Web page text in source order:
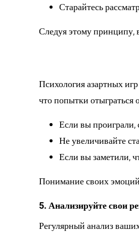
Старайтесь
Следуя этому принципу,
Психология азартных
что попытки
Если вы проиграли,
Не увеличивайте
Если вы заметили,
Понимание своих
5. Анализируйте свои
Регулярный анализ